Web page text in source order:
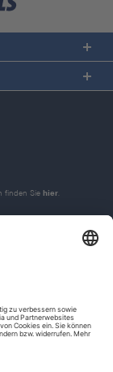
finden Sie hier.